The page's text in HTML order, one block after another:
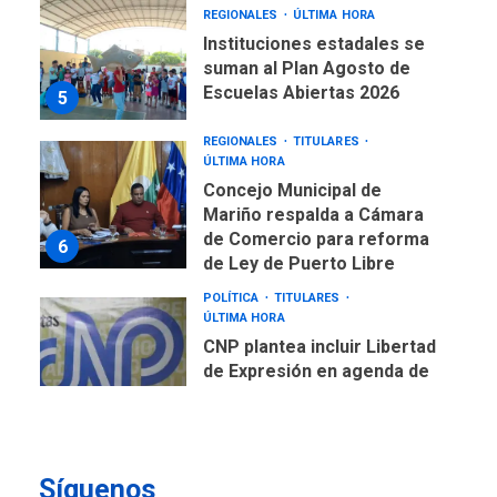
5
REGIONALES ÚLTIMA HORA
Instituciones estadales se
suman al Plan Agosto de
Escuelas Abiertas 2026
6
REGIONALES
TITULARES
ÚLTIMA HORA
Concejo Municipal de
Mariño respalda a Cámara
de Comercio para reforma
de Ley de Puerto Libre
POLÍTICA
TITULARES
ÚLTIMA HORA
CNP plantea incluir Libertad
de Expresión en agenda de
Síguenos